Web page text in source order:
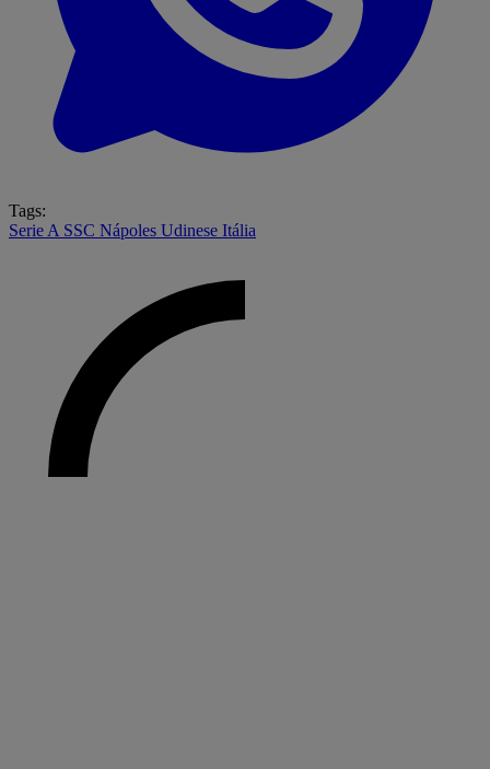
Tags:
Serie A SSC Nápoles Udinese Itália